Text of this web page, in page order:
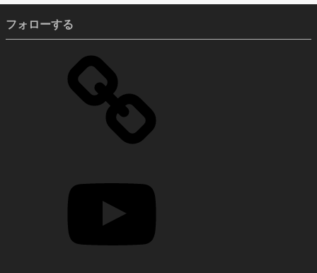
フォローする